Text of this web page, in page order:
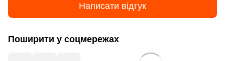
Написати відгук
Поширити у соцмережах